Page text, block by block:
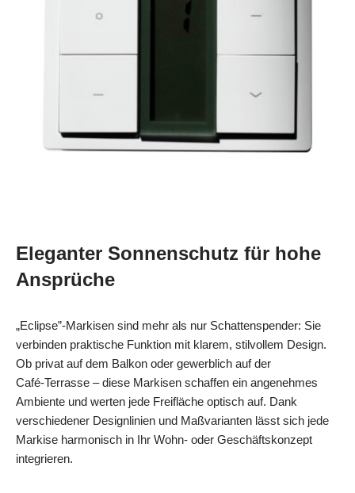
Eleganter Sonnenschutz für hohe
Ansprüche
„Eclipse”-Markisen sind mehr als nur Schattenspender: Sie
verbinden praktische Funktion mit klarem, stilvollem Design.
Ob privat auf dem Balkon oder gewerblich auf der
Café‑Terrasse – diese Markisen schaffen ein angenehmes
Ambiente und werten jede Freifläche optisch auf. Dank
verschiedener Designlinien und Maßvarianten lässt sich jede
Markise harmonisch in Ihr Wohn- oder Geschäftskonzept
integrieren.